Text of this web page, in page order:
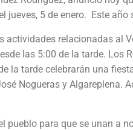
jueves, 5 de enero. Este
actividades relacionadas al
las 5:00 de la tarde. Los
la tarde celebrarán una
Nogueras y Algareplena.
pueblo para que se unan a